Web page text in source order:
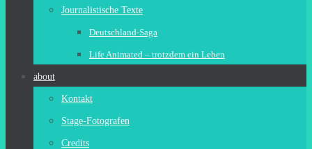
Journalistische Texte
Deutschland-Saga
Life Animated – trotzdem ein Leben
about
Kontakt
Stage-Fotografen
Credits